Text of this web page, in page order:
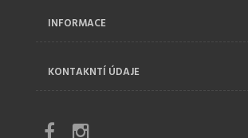
INFORMACE
KONTAKNTÍ ÚDAJE